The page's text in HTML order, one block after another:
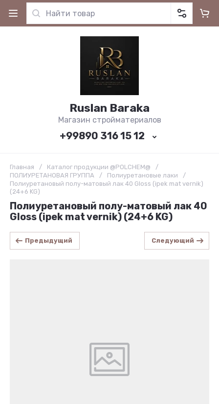
Ruslan Baraka
Магазин стройматериалов
+99890 316 15 12
Главная / Каталог продукции @POLCHEM@
/
ПОЛИУРЕТАНОВАЯ ГРУППА
/ Полиуретановые лаки
/
Полиуретановый полу-матовый лак 40 Gloss (ipek mat vernik)
(24+6 KG)
Полиуретановый полу-матовый лак 40
Gloss (ipek mat vernik) (24+6 KG)
Предыдущий Следующий